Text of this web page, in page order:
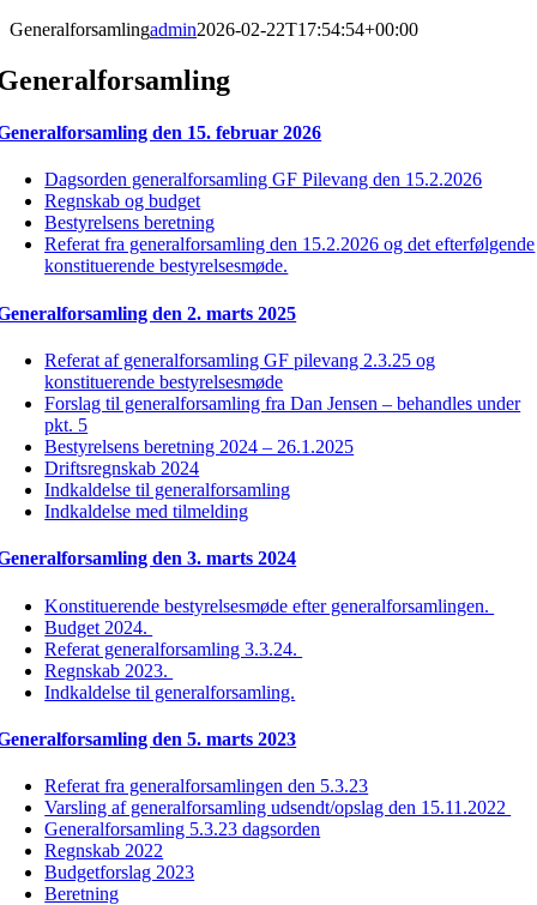
Generalforsamlingadmin2026-02-22T17:54:54+00:00
den 15. februar 2026
Dagsorden generalforsamling GF Pilevang den 15.2.2026
Regnskab og budget
Bestyrelsens beretning
Referat fra generalforsamling den 15.2.2026 og det efterfølgende
konstituerende bestyrelsesmøde.
den 2. marts 2025
Referat af generalforsamling GF pilevang 2.3.25 og
konstituerende bestyrelsesmøde
Forslag til generalforsamling fra Dan Jensen – behandles under
pkt. 5
Bestyrelsens beretning 2024 – 26.1.2025
Driftsregnskab 2024
Indkaldelse til generalforsamling
Indkaldelse med tilmelding
den 3. marts 2024
Konstituerende bestyrelsesmøde efter generalforsamlingen.
Budget 2024.
Referat generalforsamling 3.3.24.
Regnskab 2023.
Indkaldelse til generalforsamling.
den 5. marts 2023
Referat fra generalforsamlingen den 5.3.23
Varsling af generalforsamling udsendt/opslag den 15.11.2022
Generalforsamling 5.3.23 dagsorden
Regnskab 2022
Budgetforslag 2023
Beretning